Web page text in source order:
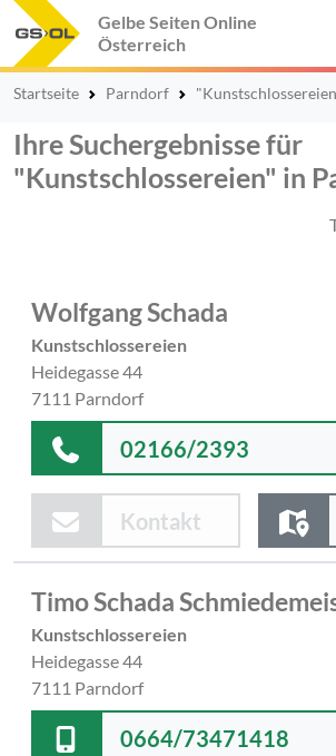
Gelbe Seiten Online
Österreich
Startseite Parndorf
Ihre Suchergebnisse für
"Kunstschlossereien" in
Wolfgang Schada
Kunstschlossereien
Heidegasse 44
7111 Parndorf
02166/2393
Kontakt
Timo Schada
Kunstschlossereien
Heidegasse 44
7111 Parndorf
0664/73471418